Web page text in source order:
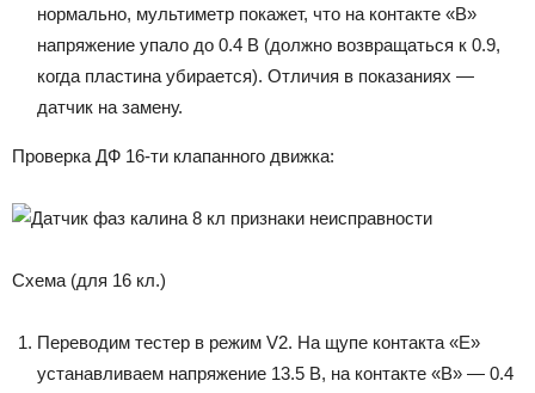
нормально, мультиметр покажет, что на контакте «В»
напряжение упало до 0.4 В (должно возвращаться к 0.9,
когда пластина убирается). Отличия в показаниях —
датчик на замену.
Проверка ДФ 16-ти клапанного движка:
Схема (для 16 кл.)
Переводим тестер в режим V2. На щупе контакта «Е»
устанавливаем напряжение 13.5 В, на контакте «В» — 0.4